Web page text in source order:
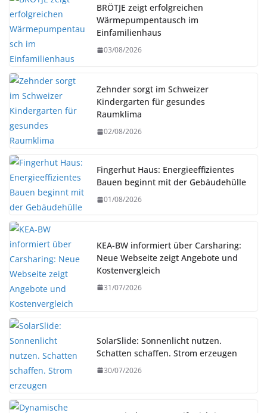
BRÖTJE zeigt erfolgreichen
Wärmepumpentausch im
Einfamilienhaus
03/08/2026
Zehnder sorgt im Schweizer
Kindergarten für gesundes
Raumklima
02/08/2026
Fingerhut Haus: Energieeffizientes
Bauen beginnt mit der Gebäudehülle
01/08/2026
KEA-BW informiert über Carsharing:
Neue Webseite zeigt Angebote und
Kostenvergleich
31/07/2026
SolarSlide: Sonnenlicht nutzen.
Schatten schaffen. Strom erzeugen
30/07/2026